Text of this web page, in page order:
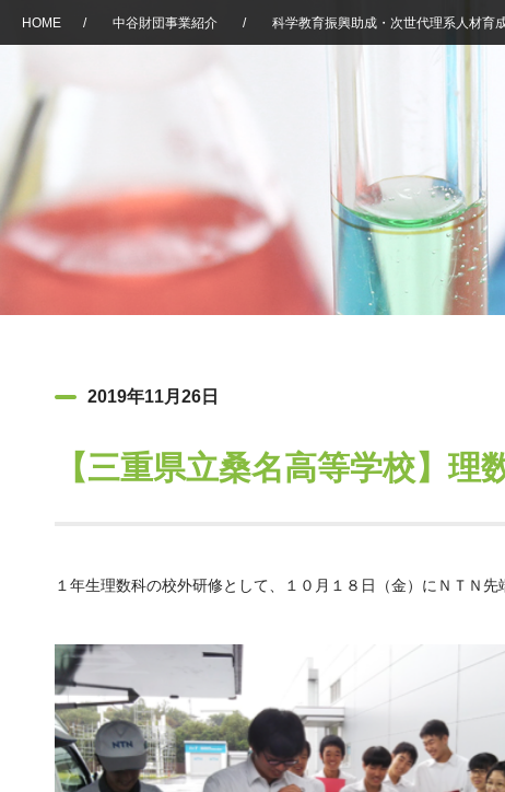
HOME / 中谷財団事業紹介 / 科学教育振興助成・次世代理系人材育
2019年11月26日
【三重県立桑名高等学校】
１年生理数科の校外研修として、１０月１８日（金）にＮＴＮ